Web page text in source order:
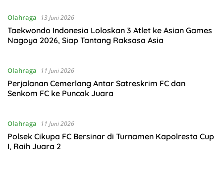
Olahraga 13 Juni 2026
Taekwondo Indonesia Loloskan 3 Atlet ke Asian Games
Nagoya 2026, Siap Tantang Raksasa Asia
Olahraga 11 Juni 2026
Perjalanan Cemerlang Antar Satreskrim FC dan
Senkom FC ke Puncak Juara
Olahraga 11 Juni 2026
Polsek Cikupa FC Bersinar di Turnamen Kapolresta Cup
I, Raih Juara 2